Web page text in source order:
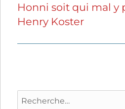
Publication
suivante :
Honni soit qui mal y
Henry Koster
Recherche